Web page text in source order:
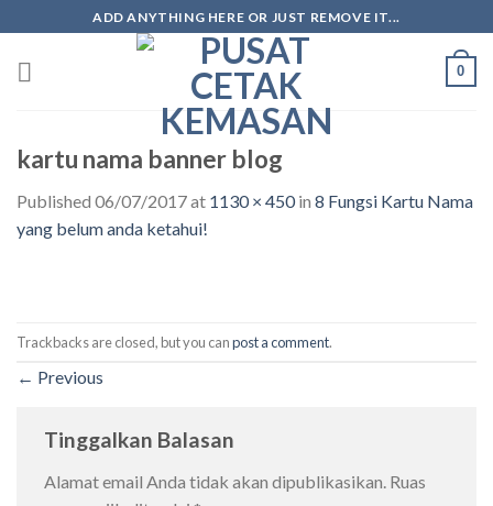
ADD ANYTHING HERE OR JUST REMOVE IT...
0
kartu nama banner blog
Published 06/07/2017at 1130 × 450in 8 Fungsi Kartu Nama
yang belum anda ketahui!
Trackbacks are closed, but you canpost a comment.
← Previous
Tinggalkan Balasan
Alamat email Anda tidak akan dipublikasikan. Ruas